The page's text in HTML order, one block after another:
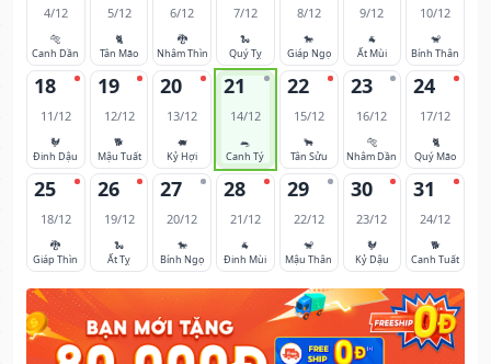
4/12
🐅
Canh Dần
5/12
🐈
Tân Mão
6/12
🐉
Nhâm Thìn
7/12
🐍
Quý Tỵ
8/12
🐎
Giáp Ngọ
9/12
🐐
Ất Mùi
10/12
🐒
Bính Thân
18
11/12
🐓
Đinh Dậu
19
12/12
🐕
Mậu Tuất
20
13/12
🐖
Kỷ Hợi
21
14/12
🐀
Canh Tý
22
15/12
🐂
Tân Sửu
23
16/12
🐅
Nhâm Dần
24
17/12
🐈
Quý Mão
25
18/12
🐉
Giáp Thìn
26
19/12
🐍
Ất Tỵ
27
20/12
🐎
Bính Ngọ
28
21/12
🐐
Đinh Mùi
29
22/12
🐒
Mậu Thân
30
23/12
🐓
Kỷ Dậu
31
24/12
🐕
Canh Tuất